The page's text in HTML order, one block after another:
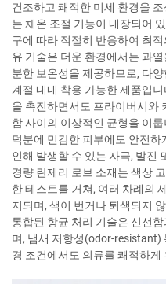
건조하고 쾌적한 미세 환경을
는 체온 조절 기능이 내장되어
구에 따라 적절히 반응하여 최
유 기술은 더운 환경에서는 과
분한 보온성을 제공하므로, 다
계절 내내 착용 가능한 제품입
을 촉진하면서도 프라이버시와
함 사이의 이상적인 균형을 이
덕분에 민감한 피부에도 안전하
인해 발생할 수 있는 자극, 발진
경량 란제리 로브 소재는 색상
한 테스트를 거쳐, 여러 차례의
지되며, 색이 번거나 퇴색되지
통합된 항균 처리 기술은 신선
며, 냄새 저항성(odor-resistant)
경 조건에서도 의류를 쾌적하게